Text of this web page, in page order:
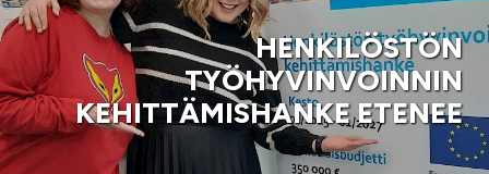
HENKILÖSTÖN
TYÖHYVINVOINNIN
KEHITTÄMISHANKE ETENEE